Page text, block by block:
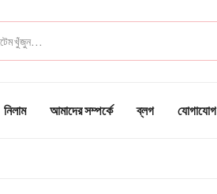
নিলাম আমাদের সম্পর্কে ব্লগ যোগাযোগ